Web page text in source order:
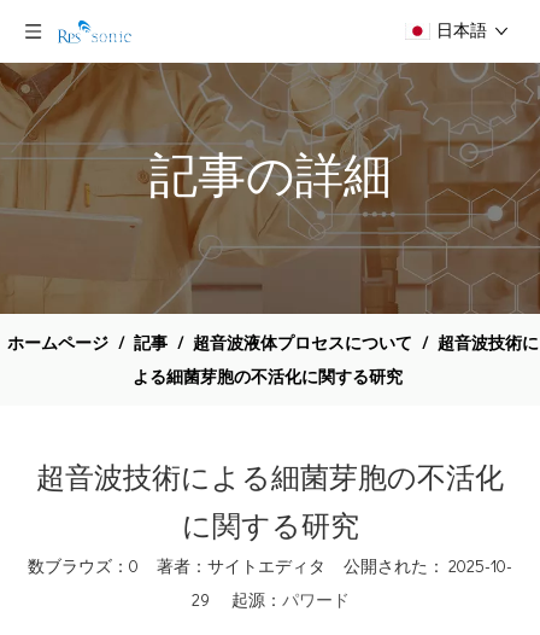
日本語
記事の詳細
ホームページ / 記事 / 超音波液体プロセスについて / 超音波技術に
よる細菌芽胞の不活化に関する研究
超音波技術による細菌芽胞の不活化
に関する研究
数ブラウズ： 0 著者：サイトエディタ 公開された： 2025-10-
29 起源： パワード